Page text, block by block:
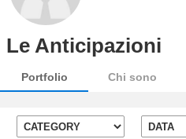
Le Anticipazioni
Portfolio Chi sono